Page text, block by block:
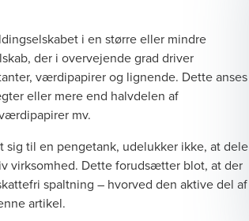
i en større eller mindre
der i overvejende grad driver
værdipapirer og lignende. Dette anses
eller mere end halvdelen af
mv.
til en pengetank, udelukker ikke, at dele
virksomhed. Dette forudsætter blot, at der
spaltning – hvorved den aktive del af
artikel.